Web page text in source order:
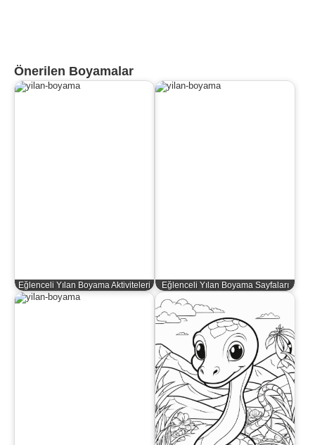
Önerilen Boyamalar
Eğlenceli Yılan Boyama Aktiviteleri Eğlenceli Yılan Boyama Sayfaları